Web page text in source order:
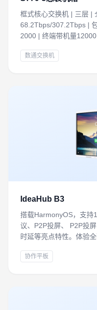
框式核心交换机 | 三层 |
68.2Tbps/307.2Tbps |
2000 | 终端带机量12000
数通交换机
IdeaHub B3
搭载HarmonyOS，支持
议、P2P投屏、 P2P投
时延等亮点特性。体验
协作平板